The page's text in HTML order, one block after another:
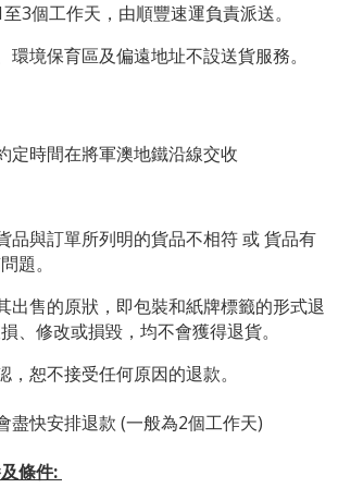
3個工作天，由順豐速運負責派送。
環境保育區及偏遠地址不設送貨服務。
定時間在將軍澳地鐵沿線交收
品與訂單所列明的貨品不相符 或 貨品有
題。
出售的原狀，即包裝和紙牌標籤的形式退
、修改或損毀，均不會獲得退貨。
，恕不接受任何原因的退款。
盡快安排退款 (一般為2個工作天)
條件: